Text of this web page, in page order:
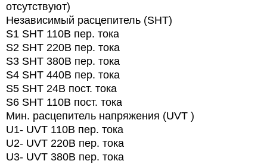
отсутствуют)
Независимый расцепитель (SHT)
S1 SHT 110В пер. тока
S2 SHT 220В пер. тока
S3 SHT 380В пер. тока
S4 SHT 440В пер. тока
S5 SHT 24В пост. тока
S6 SHT 110В пост. тока
Мин. расцепитель напряжения (UVT )
U1- UVT 110В пер. тока
U2- UVT 220В пер. тока
U3- UVT 380В пер. тока